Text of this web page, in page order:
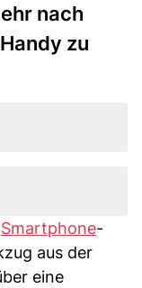
nach
zu
Smartphone-
aus der
eine